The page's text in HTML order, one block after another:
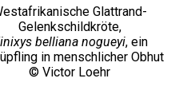
Glattrand-
Gelenkschildkröte,
belliana nogueyi, ein
in menschlicher Obhut
© Victor Loehr